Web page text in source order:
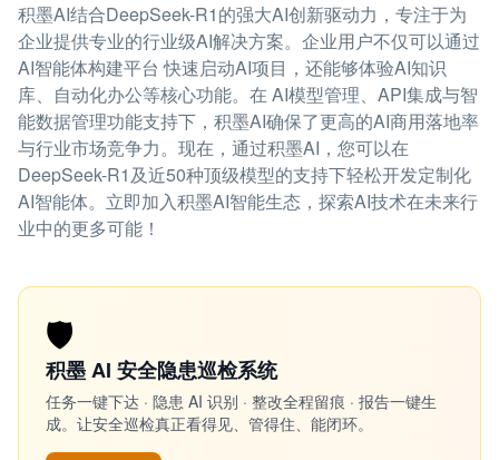
积墨AI结合DeepSeek-R1的强大AI创新驱动力，专注于为
企业提供专业的行业级AI解决方案。企业用户不仅可以通过
AI智能体构建平台 快速启动AI项目，还能够体验AI知识
库、自动化办公等核心功能。在 AI模型管理、API集成与智
能数据管理功能支持下，积墨AI确保了更高的AI商用落地率
与行业市场竞争力。现在，通过积墨AI，您可以在
DeepSeek-R1及近50种顶级模型的支持下轻松开发定制化
AI智能体。立即加入积墨AI智能生态，探索AI技术在未来行
业中的更多可能！
🛡️
积墨 AI 安全隐患巡检系统
任务一键下达 · 隐患 AI 识别 · 整改全程留痕 · 报告一键生
成。让安全巡检真正看得见、管得住、能闭环。